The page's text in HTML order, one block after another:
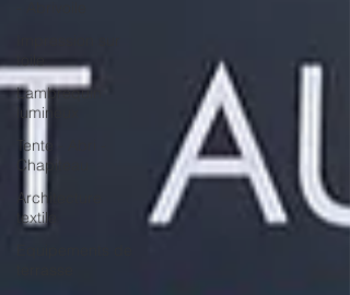
toile
Lambrequin
lumineux
Tente - Abri -
Chapiteau
Architecture
textile